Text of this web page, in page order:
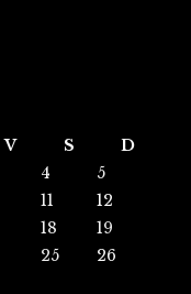
V S
D
4
5
11
12
18
19
25
26